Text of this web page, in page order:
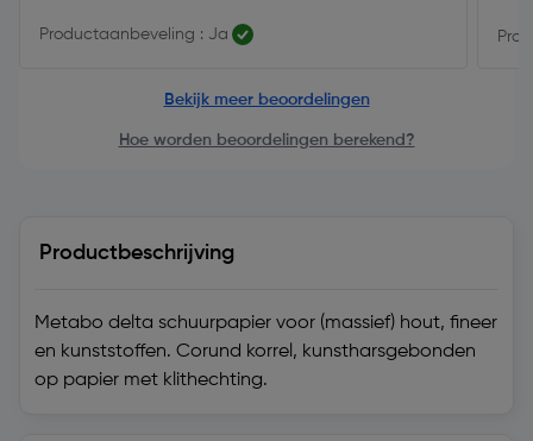
Productaanbeveling : Ja
Bekijk meer beoordelingen
Hoe worden beoordelingen berekend?
Productbeschrijving
Metabo delta schuurpapier voor (massief) hout, fineer
en kunststoffen. Corund korrel, kunstharsgebonden
op papier met klithechting.